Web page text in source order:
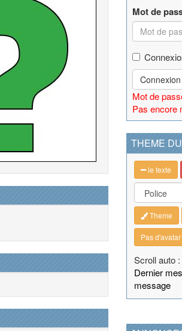
Mot de
Connexion
Mot de
Pas encore
THEME
le texte
Theme
Pas d'avatar
Scroll auto :
Dernier
message